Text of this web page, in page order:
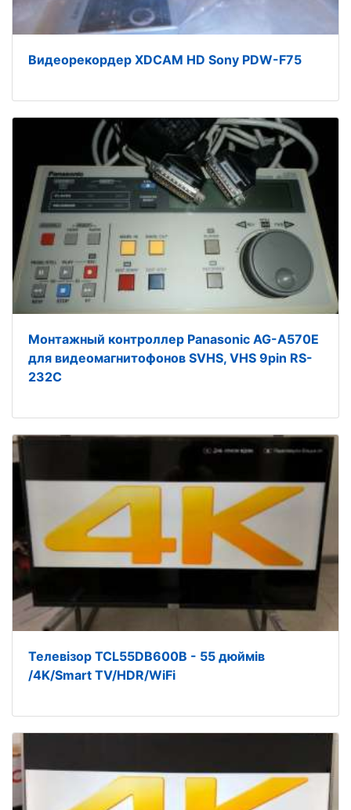
Видеорекордер XDCAM HD Sony PDW-F75
Монтажный контроллер Panasonic AG-A570E
для видеомагнитофонов SVHS, VHS 9pin RS-
232C
Телевізор TCL55DB600B - 55 дюймів
/4K/Smart TV/HDR/WiFi